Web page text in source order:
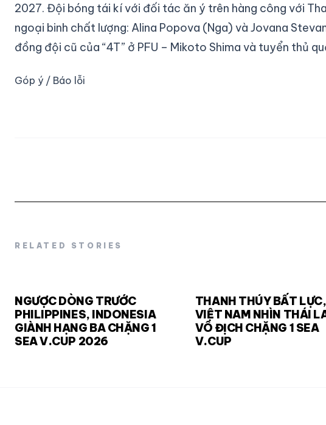
2027. Đội bóng tái kí với đối tác ăn ý trên hàng công với
ngoại binh chất lượng: Alina Popova (Nga) và Jovana
đồng đội cũ của “4T” ở PFU – Mikoto Shima và tuyển thủ
Góp ý / Báo lỗi
RELATED STORIES
NGƯỢC DÒNG TRƯỚC
PHILIPPINES, INDONESIA
GIÀNH HẠNG BA CHẶNG 1
SEA V.CUP 2026
THANH THÚY BẤT
VIỆT NAM NHÌN THÁI
VÔ ĐỊCH CHẶNG 1 SEA
V.CUP